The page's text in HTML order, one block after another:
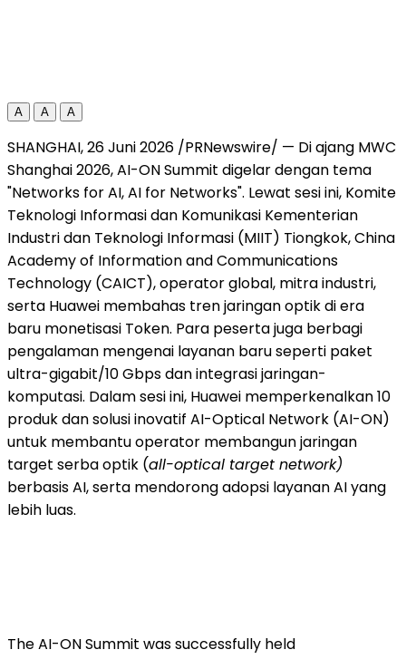
A A A
SHANGHAI, 26 Juni 2026 /PRNewswire/ — Di ajang MWC
Shanghai 2026, AI-ON Summit digelar dengan tema
"Networks for AI, AI for Networks". Lewat sesi ini, Komite
Teknologi Informasi dan Komunikasi Kementerian
Industri dan Teknologi Informasi (MIIT) Tiongkok, China
Academy of Information and Communications
Technology (CAICT), operator global, mitra industri,
serta Huawei membahas tren jaringan optik di era
baru monetisasi Token. Para peserta juga berbagi
pengalaman mengenai layanan baru seperti paket
ultra-gigabit/10 Gbps dan integrasi jaringan-
komputasi. Dalam sesi ini, Huawei memperkenalkan 10
produk dan solusi inovatif AI-Optical Network (AI-ON)
untuk membantu operator membangun jaringan
target serba optik (all-optical target network)
berbasis AI, serta mendorong adopsi layanan AI yang
lebih luas.
The AI-ON Summit was successfully held